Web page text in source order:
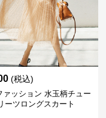
(税込)
ァッション 水玉柄チュー
ーツロングスカート